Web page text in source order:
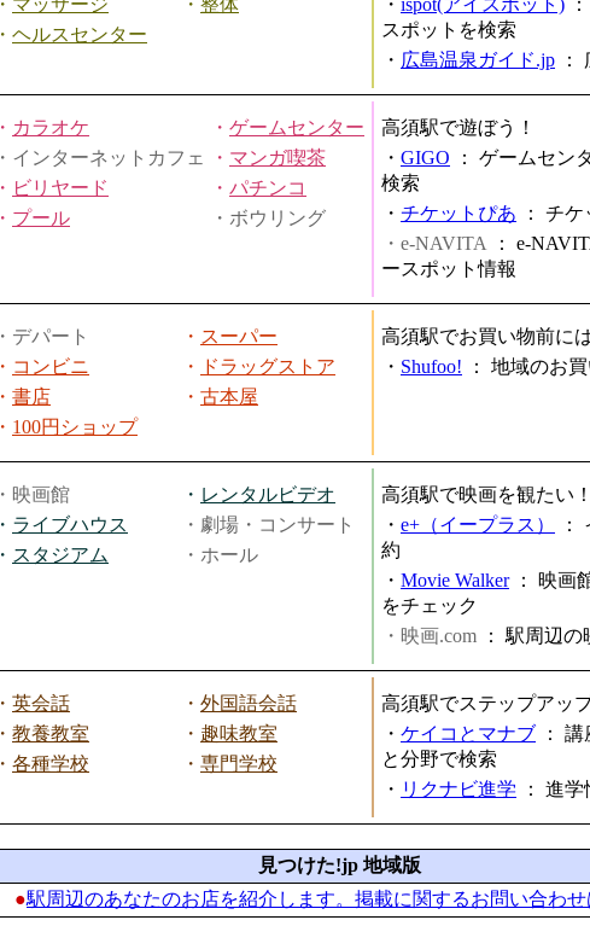
・ マッサージ ・ 整体
・ ヘルスセンター
・ ispot(アイスポット) ：
スポットを検索
・ 広島温泉ガイド.jp ：
・ カラオケ ・ ゲームセンター
・インターネットカフェ
・ マンガ喫茶
・ ビリヤード ・ パチンコ
・ プール ・ボウリング
高須駅で遊ぼう！
・ GIGO ： ゲームセン
検索
・ チケットぴあ ： チケ
・e-NAVITA
： e-
ースポット情報
・デパート ・ スーパー
・ コンビニ ・
ドラッグストア
・ 書店 ・ 古本屋
・ 100円ショップ
高須駅でお買い物前に
・ Shufoo! ： 地域のお
・映画館 ・ レンタルビデオ
・ ライブハウス
・劇場・コンサート
・ スタジアム ・ホール
高須駅で映画を観たい
・ e+（イープラス） ：
約
・ Movie Walker： 映画
をチェック
・映画.com ： 駅周辺の
・ 英会話 ・ 外国語会話
・ 教養教室 ・ 趣味教室
・ 各種学校 ・ 専門学校
高須駅でステップアッ
・ ケイコとマナブ ： 講
と分野で検索
・ リクナビ進学 ： 進学
見つけた!jp 地域版
●駅周辺のあなたのお店を紹介します。掲載に関するお問い合わせ